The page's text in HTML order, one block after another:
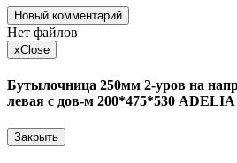
Новый комментарий
Нет файлов
xClose
Бутылочница 250мм 2-уров на
левая с дов-м 200*475*530 ADELIA
Закрыть